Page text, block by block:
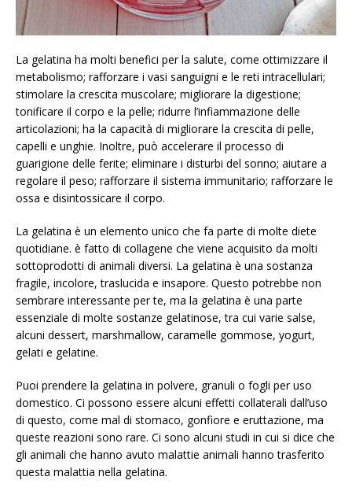
La gelatina ha molti benefici per la salute, come ottimizzare il
metabolismo; rafforzare i vasi sanguigni e le reti intracellulari;
stimolare la crescita muscolare; migliorare la digestione;
tonificare il corpo e la pelle; ridurre l’infiammazione delle
articolazioni; ha la capacità di migliorare la crescita di pelle,
capelli e unghie. Inoltre, può accelerare il processo di
guarigione delle ferite; eliminare i disturbi del sonno; aiutare a
regolare il peso; rafforzare il sistema immunitario; rafforzare le
ossa e disintossicare il corpo.
La gelatina è un elemento unico che fa parte di molte diete
quotidiane. è fatto di collagene che viene acquisito da molti
sottoprodotti di animali diversi. La gelatina è una sostanza
fragile, incolore, traslucida e insapore. Questo potrebbe non
sembrare interessante per te, ma la gelatina è una parte
essenziale di molte sostanze gelatinose, tra cui varie salse,
alcuni dessert, marshmallow, caramelle gommose, yogurt,
gelati e gelatine.
Puoi prendere la gelatina in polvere, granuli o fogli per uso
domestico. Ci possono essere alcuni effetti collaterali dall’uso
di questo, come mal di stomaco, gonfiore e eruttazione, ma
queste reazioni sono rare. Ci sono alcuni studi in cui si dice che
gli animali che hanno avuto malattie animali hanno trasferito
questa malattia nella gelatina.